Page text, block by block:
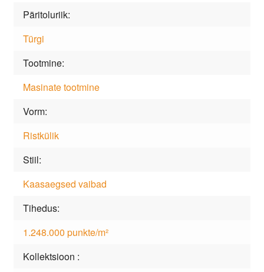
Päritoluriik
Türgi
Tootmine
Masinate tootmine
Vorm
Ristkülik
Stiil
Kaasaegsed vaibad
Tihedus
1.248.000 punkte/m²
Kollektsioon